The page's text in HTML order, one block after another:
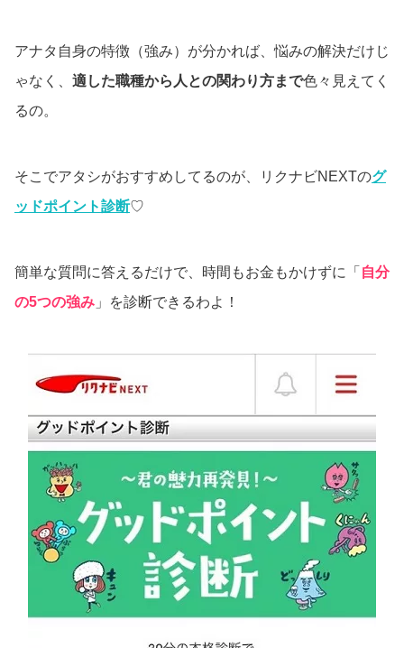
アナタ自身の特徴（強み）が分かれば、悩みの解決だけじ
ゃなく、 適した職種から人との関わり方まで色々見えてく
るの。
そこでアタシがおすすめしてるのが、リクナビNEXTのグ
ッドポイント診断♡
簡単な質問に答えるだけで、時間もお金もかけずに「 自分
の5つの強み 」を診断できるわよ！